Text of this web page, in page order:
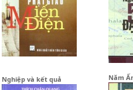
Nghiệp và kết quả Năm